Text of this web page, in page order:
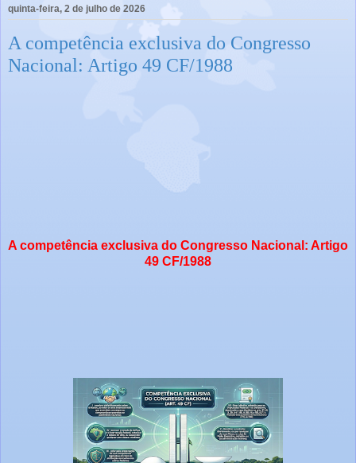
quinta-feira, 2 de julho de 2026
A competência exclusiva do Congresso
Nacional: Artigo 49 CF/1988
A competência exclusiva do Congresso Nacional: Artigo
49 CF/1988